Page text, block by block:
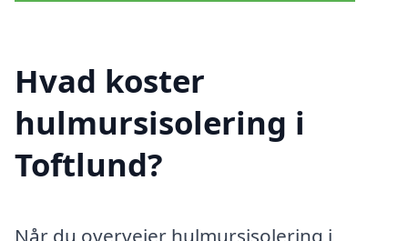
Hvad koster
hulmursisolering i
Toftlund?